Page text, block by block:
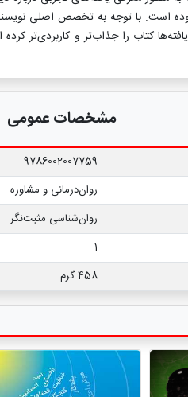
است. با توجه به تخصص اصلی
کتاب را جذاب‌تر و کاربردی‌تر
مشخصات عمومی
9786002007759
روان‌درمانی و مشاوره
روان‌شناسی مثبت‌نگر
1
458 گرم